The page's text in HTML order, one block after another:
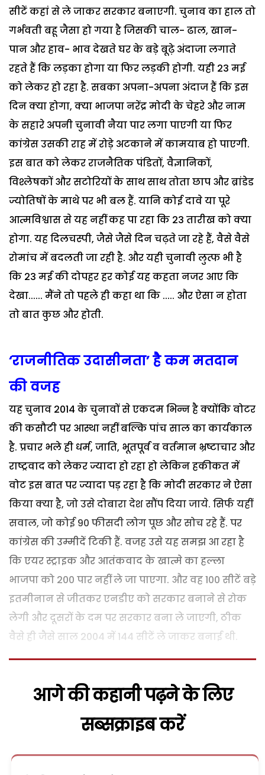
सीटें कहां से ले जाकर सरकार बनाएगी. चुनाव का हाल तो
गर्भवती बहू जैसा हो गया है जिसकी चाल- ढाल, खान-
पान और हाव- भाव देखते घर के बड़े बूढ़े अंदाजा लगाते
रहते हैं कि लड़का होगा या फिर लड़की होगी. यही 23 मई
को लेकर हो रहा है. सबका अपना-अपना अंदाज हैं कि इस
दिन क्या होगा, क्या भाजपा नरेंद्र मोदी के चेहरे और नाम
के सहारे अपनी चुनावी नैया पार लगा पाएगी या फिर
कांग्रेस उसकी राह में रोड़े अटकाने में कामयाब हो पाएगी.
इस बात को लेकर राजनैतिक पंडितों, वैज्ञानिकों,
विश्लेषकों और सटोरियों के साथ साथ तोता छाप और ब्रांडेड
ज्योतिषों के माथे पर भी बल हैं. यानि कोई दावे या पूरे
आत्मविश्वास से यह नहीं कह पा रहा कि 23 तारीख को क्या
होगा. यह दिलचस्पी, जैसे जैसे दिन चढ़ते जा रहे हैं, वैसे वैसे
रोमांच में बदलती जा रही है. और यही चुनावी लुत्फ भी है
कि 23 मई की दोपहर हर कोई यह कहता नजर आए कि
देखा...... मैंने तो पहले ही कहा था कि ..... और ऐसा न होता
तो बात कुछ और होती.
‘राजनीतिक उदासीनता’ है कम मतदान
की वजह
यह चुनाव 2014 के चुनावों से एकदम भिन्न है क्योंकि वोटर
की कसौटी पर आस्था नहीं बल्कि पांच साल का कार्यकाल
है. प्रचार भले ही धर्म, जाति, भूतपूर्व व वर्तमान भ्रष्टाचार और
राष्ट्रवाद को लेकर ज्यादा हो रहा हो लेकिन हकीकत में
वोट इस बात पर ज्यादा पड़ रहा है कि मोदी सरकार ने ऐसा
किया क्या है, जो उसे दोबारा देश सौंप दिया जाये. सिर्फ यहीं
सवाल, जो कोई 90 फीसदी लोग पूछ और सोच रहे हैं. पर
कांग्रेस की उम्मीदें टिकी हैं. वजह उसे यह समझ आ रहा है
कि एयर स्ट्राइक और आतंकवाद के खात्मे का हल्ला
भाजपा को 200 पार नहीं ले जा पाएगा. और वह 100 सीटें बड़े
इतमीनान से जीतकर एनडीए को सरकार बनाने से रोक
लेगी और दूसरों के दम पर सरकार बना ले जाएगी, ठीक
वैसे ही जैसे साल 2004 में 144 सीटें ले जाकर बनाई थी.
आगे की कहानी पढ़ने के लिए
सब्सक्राइब करें